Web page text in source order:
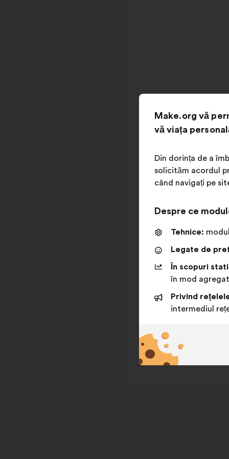
Make.org vă
vă viața
Din dorința de a
solicităm acordul
când navigați pe
Despre ce
Tehnice:
Legate de
În scopuri
în mod agregat
Privind
intermediul